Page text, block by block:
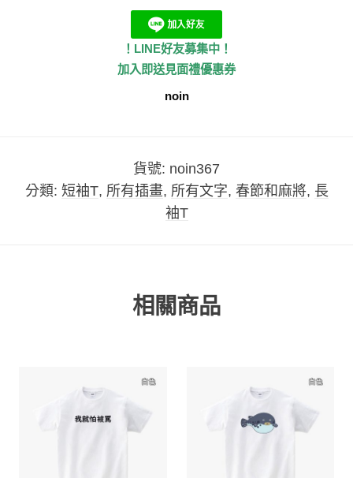
！LINE好友募集中！
加入即送見面禮優惠券
noin
貨號: noin367
分類: 短袖T, 所有插畫, 所有文字, 春節和麻將, 長
袖T
相關商品